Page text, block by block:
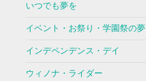
いつでも夢を
イベント・お祭り・学園祭の夢
インデペンデンス・デイ
ウィノナ・ライダー